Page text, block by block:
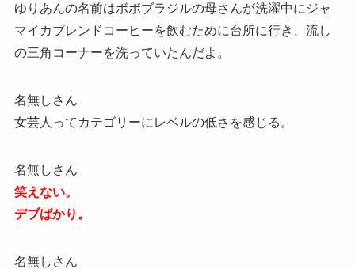
ゆりあんの名前はボボブラジルの母さんが洗濯中にジャ
マイカブレンドコーヒーを飲むために台所に行き、流し
の三角コーナーを洗っていたんだよ。
名無しさん
女芸人ってカテゴリーにレベルの低さを感じる。
名無しさん
笑えない。
デブばかり。
名無しさん